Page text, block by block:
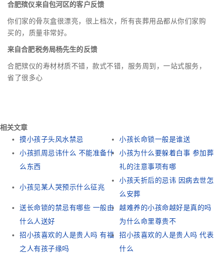
合肥殡仪来自包河区的客户反馈
你们家的骨灰盒很漂亮，很上档次，所有丧葬用品都从你们家购
买的，质量非常好。
来自合肥税务局杨先生的反馈
合肥殡仪的寿材材质不错，款式不错，服务周到，一站式服务，
省了很多心
相关文章
摸小孩子头风水禁忌
小孩长命锁一般是谁送
小孩抓周忌讳什么 不能准备什
么东西
小孩为什么要躲着白事 参加葬
礼的注意事项有哪
小孩见某人哭预示什么征兆
小孩夭折后的忌讳 因病去世怎
么安葬
送长命锁的禁忌有哪些 一般由
什么人送好
越难养的小孩命越好是真的吗
为什么命里尊贵不
招小孩喜欢的人是贵人吗 有福
之人有孩子缘吗
招小孩喜欢的人是贵人吗 代表
什么